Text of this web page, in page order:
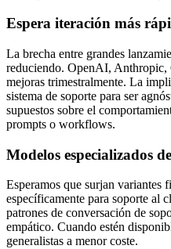
Espera iteración más
La brecha entre grandes
reduciendo. OpenAI, Anthropic,
mejoras trimestralmente. La
sistema de soporte para ser
supuestos sobre el
prompts o workflows.
Modelos especializados
Esperamos que surjan variantes
específicamente para soporte al
patrones de conversación de
empático. Cuando estén
generalistas a menor coste.